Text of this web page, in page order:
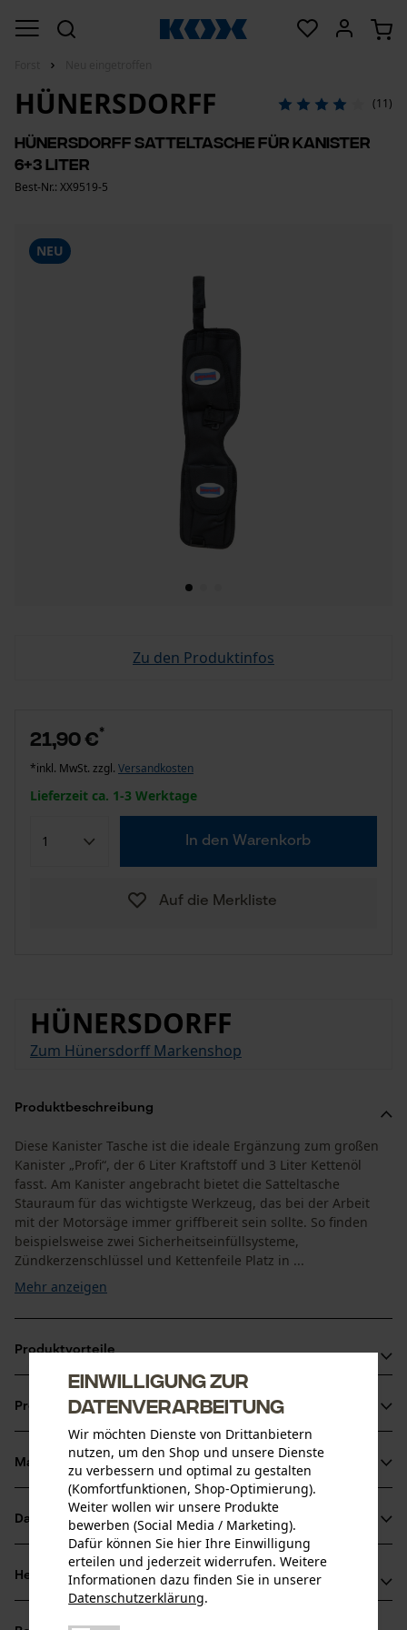
NEU
HÜNERSDORFF (11)
Hünersdorff Satteltasche für Kanister
6+3 Liter
Best-Nr.: XX9519-5
Zu den Produktinfos
21,90 €*
*inkl. MwSt. zzgl. Versandkosten
Lieferzeit ca. 1-3 Werktage
In den Warenkorb
Auf die Merkliste
HÜNERSDORFF
Zum Hünersdorff Markenshop
Produktbeschreibung
Diese Kanister Tasche ist die ideale Ergänzung zum großen
Kanister „Profi“, der 6 Liter Kraftstoff und 3 Liter Kettenöl
fasst. Am Kanister angebracht bietet die Satteltasche
Stauraum für das wichtigste Werkzeug, das bei der Arbeit
mit der Motorsäge immer griffbereit sein sollte. So finden
beispielsweise zwei Sicherheitseinfüllsysteme,
Zündkerzenschlüssel und Kettenfeile Platz in ...
Mehr anzeigen
Produktvorteile
Praktischer Stauraum für Werkzeug
Wichtiges Werkzeug immer griffbereit bei der Arbeit mit
der Motorsäge
Bequemer Transport, ohne mehr tragen zu müssen
Produktinformationen
Produktdetails
Aktivitätstyp
Transportieren
Altersgruppe
Material & Pflege
Material
Hauptmaterial
Kunststoffverbund
Datenblätter
Produktsicherheitsdatenblatt (PDF)
Herstellerdatenblatt (PDF)
Herstellerinformationen
Einwilligung zur
Datenverarbeitung
Wir möchten Dienste von Drittanbietern
nutzen, um den Shop und unsere Dienste
zu verbessern und optimal zu gestalten
(Komfortfunktionen, Shop-Optimierung).
Weiter wollen wir unsere Produkte
bewerben (Social Media / Marketing).
Dafür können Sie hier Ihre Einwilligung
erteilen und jederzeit widerrufen. Weitere
Informationen dazu finden Sie in unserer
Datenschutzerklärung.